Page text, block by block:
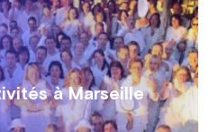
à Marseille